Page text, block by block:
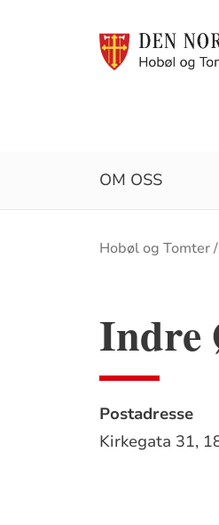
OM OSS
Hobøl og Tomter
Indre
Postadresse
Kirkegata 31,